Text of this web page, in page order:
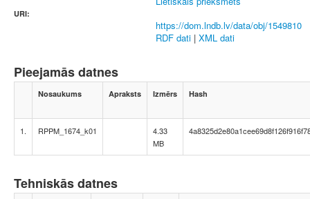
URI:
https://dom.lndb.lv/data/obj/1549810
RDF dati | XML dati
Pieejamās datnes
Nosaukums Apraksts Izmērs Hash
1. RPPM_1674_k01
4.33
MB
Tehniskās datnes